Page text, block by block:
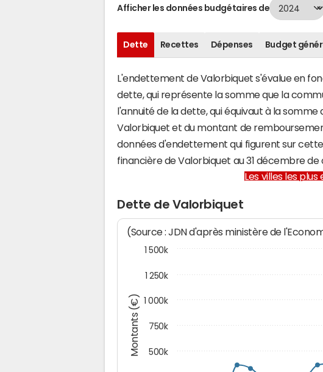
Afficher les données budgétaires de
Dette Recettes Dépenses Budget
L'endettement de Valorbiquet s'évalue en
dette, qui représente la somme que la
l'annuité de la dette, qui équivaut à la
Valorbiquet et du montant de
données d'endettement qui figurent sur
financière de Valorbiquet au 31 décembre de
Les villes les
Dette de Valorbiquet
Montants (€)
(Source : JDN d'après ministère de
500k
750k
1 000k
1 250k
1 500k